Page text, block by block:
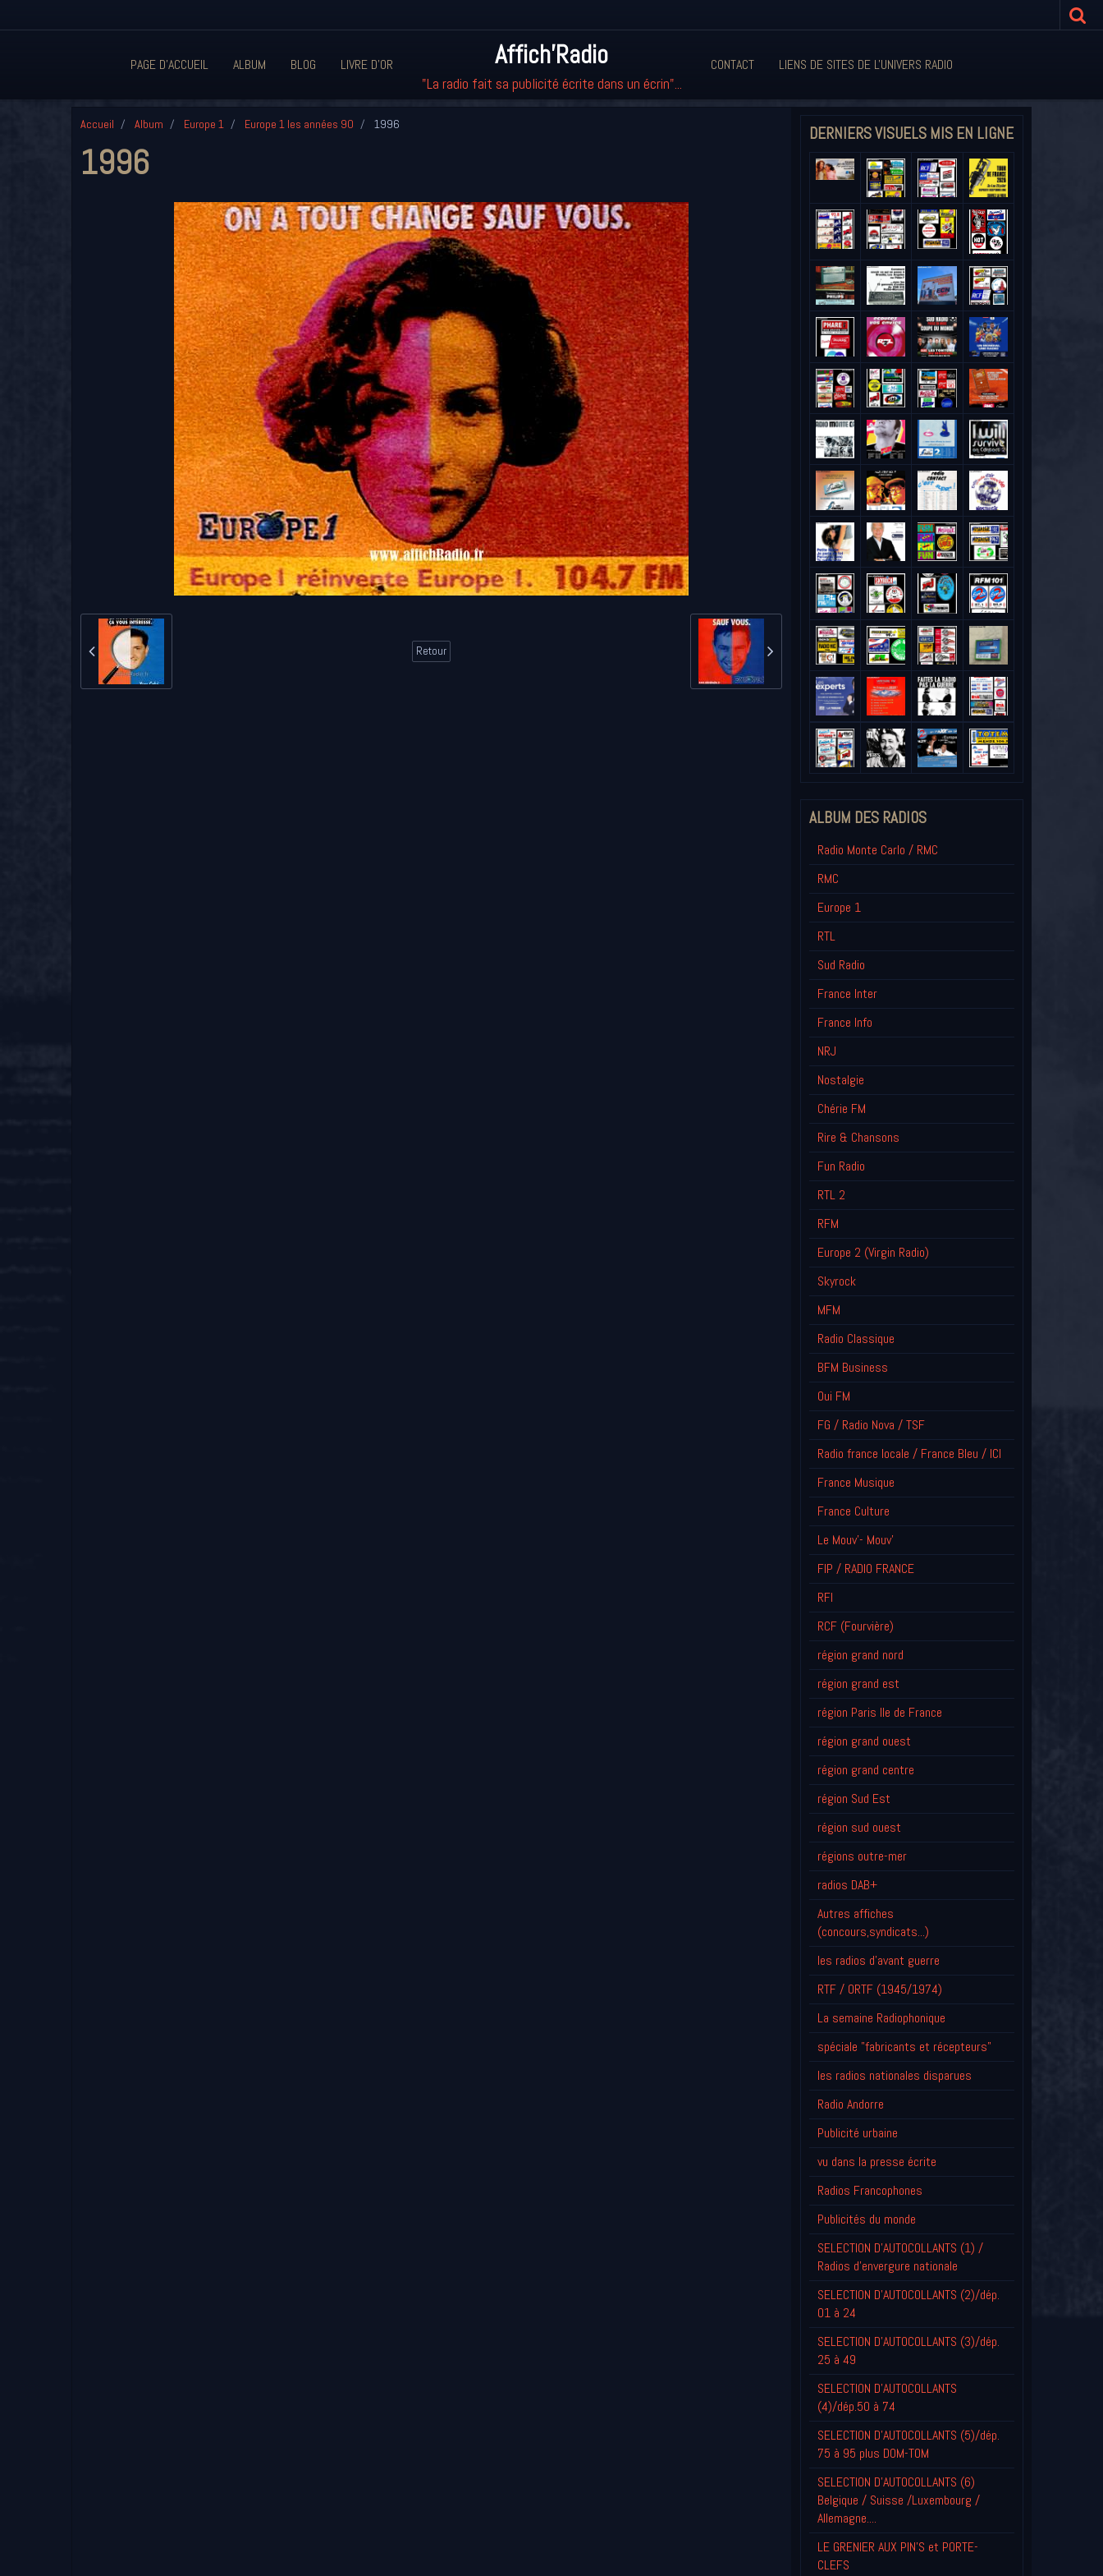
PAGE D'ACCUEIL ALBUM BLOG LIVRE D'OR Affich'Radio
"La radio fait sa publicité écrite dans un écrin"...
CONTACT LIENS DE SITES DE L'UNIVERS RADIO
Accueil Album Europe 1 Europe 1 les années 90 1996
1996
Retour
DERNIERS VISUELS MIS EN LIGNE
ALBUM DES RADIOS
Radio Monte Carlo / RMC
RMC
Europe 1
RTL
Sud Radio
France Inter
France Info
NRJ
Nostalgie
Chérie FM
Rire & Chansons
Fun Radio
RTL 2
RFM
Europe 2 (Virgin Radio)
Skyrock
MFM
Radio Classique
BFM Business
Oui FM
FG / Radio Nova / TSF
Radio france locale / France Bleu / ICI
France Musique
France Culture
Le Mouv'- Mouv'
FIP / RADIO FRANCE
RFI
RCF (Fourvière)
région grand nord
région grand est
région Paris Ile de France
région grand ouest
région grand centre
région Sud Est
région sud ouest
régions outre-mer
radios DAB+
Autres affiches
(concours,syndicats...)
les radios d'avant guerre
RTF / ORTF (1945/1974)
La semaine Radiophonique
spéciale "fabricants et récepteurs"
les radios nationales disparues
Radio Andorre
Publicité urbaine
vu dans la presse écrite
Radios Francophones
Publicités du monde
SELECTION D'AUTOCOLLANTS (1) /
Radios d'envergure nationale
SELECTION D'AUTOCOLLANTS (2)/dép.
01 à 24
SELECTION D'AUTOCOLLANTS (3)/dép.
25 à 49
SELECTION D'AUTOCOLLANTS
(4)/dép.50 à 74
SELECTION D'AUTOCOLLANTS (5)/dép.
75 à 95 plus DOM-TOM
SELECTION D'AUTOCOLLANTS (6)
Belgique / Suisse /Luxembourg /
Allemagne....
LE GRENIER AUX PIN'S et PORTE-
CLEFS